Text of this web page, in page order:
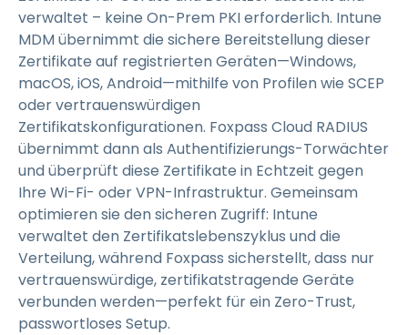
verwaltet – keine On-Prem PKI erforderlich. Intune
MDM übernimmt die sichere Bereitstellung dieser
Zertifikate auf registrierten Geräten—Windows,
macOS, iOS, Android—mithilfe von Profilen wie SCEP
oder vertrauenswürdigen
Zertifikatskonfigurationen. Foxpass Cloud RADIUS
übernimmt dann als Authentifizierungs-Torwächter
und überprüft diese Zertifikate in Echtzeit gegen
Ihre Wi-Fi- oder VPN-Infrastruktur. Gemeinsam
optimieren sie den sicheren Zugriff: Intune
verwaltet den Zertifikatslebenszyklus und die
Verteilung, während Foxpass sicherstellt, dass nur
vertrauenswürdige, zertifikatstragende Geräte
verbunden werden—perfekt für ein Zero-Trust,
passwortloses Setup.